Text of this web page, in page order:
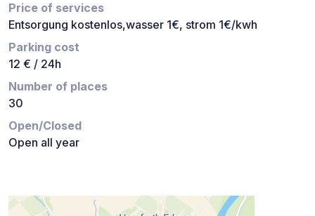
Price of services
Entsorgung kostenlos,wasser 1€, strom 1€/kwh
Parking cost
12 € / 24h
Number of places
30
Open/Closed
Open all year